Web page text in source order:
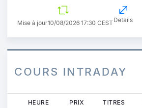
Mise à jour10/08/2026 17:30 CESTDetails
COURS INTRADAY
HEURE PRIX TITRES